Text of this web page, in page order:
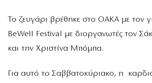
Το ζευγάρι βρέθηκε στο ΟΑΚΑ με τον
BeWell Festival με διοργανωτές τον
και την Χριστίνα Μπόμπα.
Για αυτό το Σαββατοκύριακο, η